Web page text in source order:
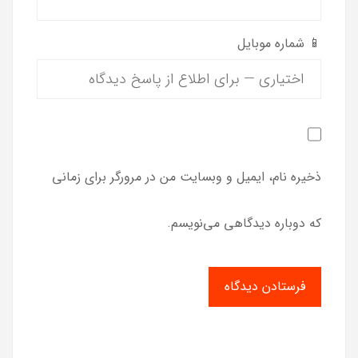
📱 شماره موبایل
ذخیره نام، ایمیل و وبسایت من در مرورگر برای زمانی
که دوباره دیدگاهی می‌نویسم.